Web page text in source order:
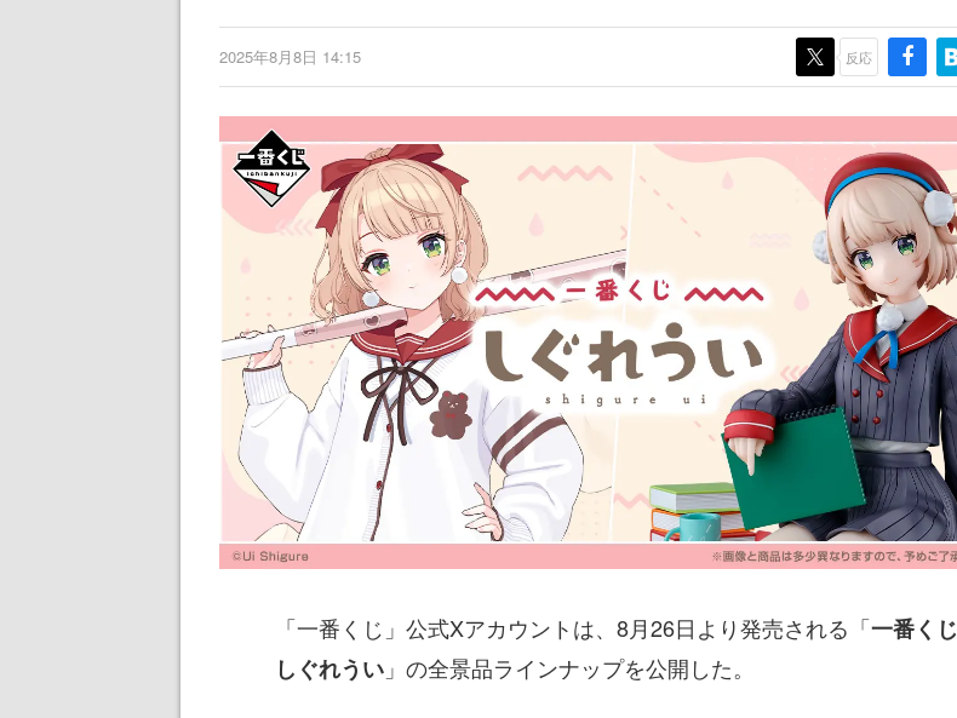
2025年8月8日 14:15 反応
「一番くじ」公式Xアカウントは、8月26日より発売される「一番くじ
しぐれうい 」の全景品ラインナップを公開した。